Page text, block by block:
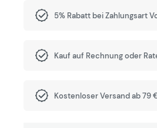
5% Rabatt bei Zahlungsart
Kauf auf Rechnung oder
Kostenloser Versand ab 79